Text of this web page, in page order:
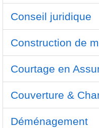
Conseil juridique
Construction de
Courtage en
Couverture &
Déménagement